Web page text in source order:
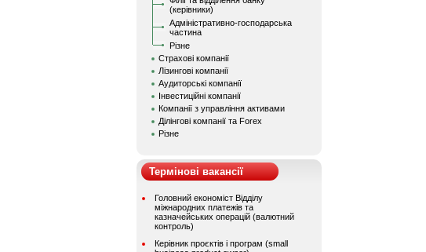
(керівники)
Адміністративно-господарська
частина
Різне
Страхові компанії
Лізингові компанії
Аудиторські компанії
Інвестиційні компанії
Компанії з управління активами
Ділінгові компанії та Forex
Різне
Термінові вакансії
Головний економіст Відділу
міжнародних платежів та
казначейських операцій (валютний
контроль)
Керівник проєктів і програм (small